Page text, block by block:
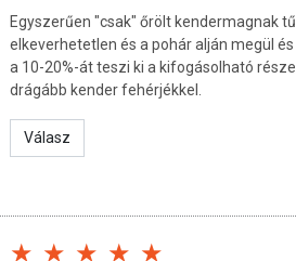
VEGÁN FEHÉRJÉBŐL
nagyszerűen csökkenti a szénhidrátokat
lisztadag felét vele váltja ki.
fehérje)
Egyszerűen "csak" őrölt kendermagnak
elkeverhetetlen és a pohár alján megül
a 10-20%-át teszi ki a kifogásolható
drágább kender fehérjékkel.
Válasz